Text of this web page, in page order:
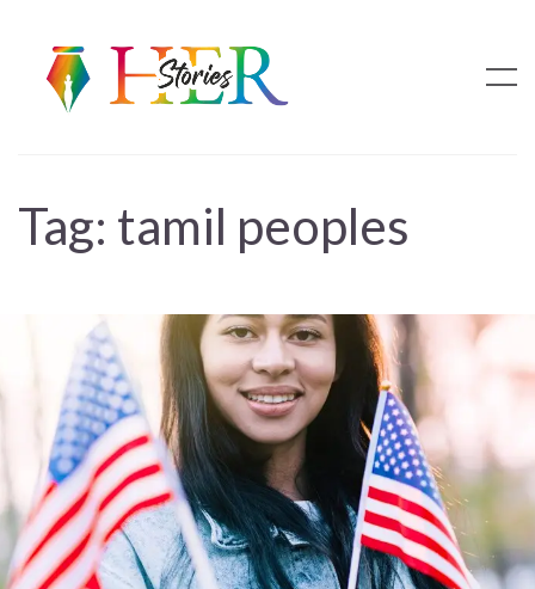
Tag: tamil peoples